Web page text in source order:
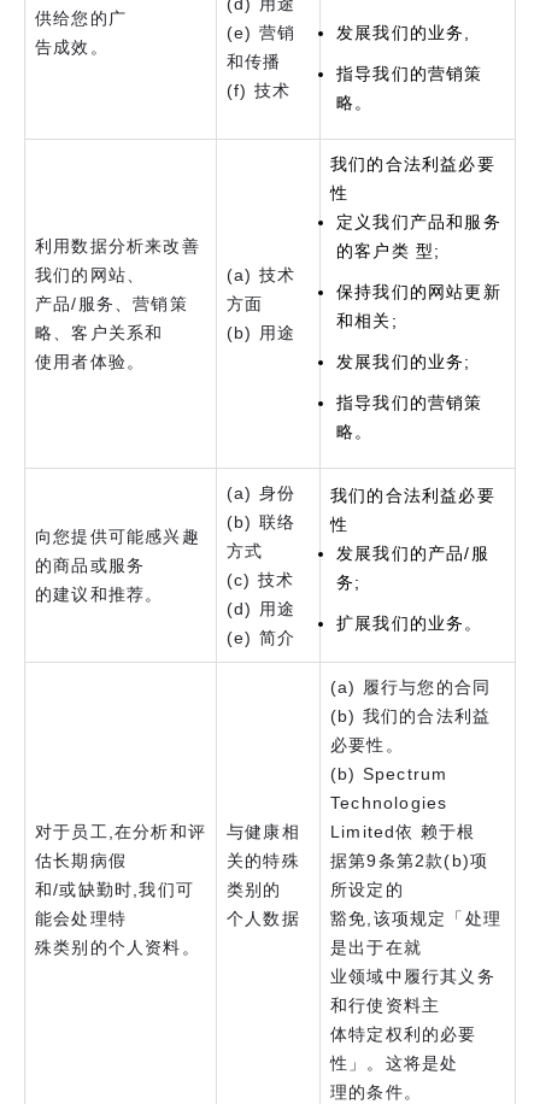
供给您的广
告成效。
(e) 营销
和传播
(f) 技术
发展我们的业务,
指导我们的营销策
略。
利用数据分析来改善
我们的网站、
产品/服务、营销策
略、客户关系和
使用者体验。
(a) 技术
方面
(b) 用途
我们的合法利益必要
性
定义我们产品和服务
的客户类 型;
保持我们的网站更新
和相关;
发展我们的业务;
指导我们的营销策
略。
向您提供可能感兴趣
的商品或服务
的建议和推荐。
(a) 身份
(b) 联络
方式
(c) 技术
(d) 用途
(e) 简介
我们的合法利益必要
性
发展我们的产品/服
务;
扩展我们的业务。
对于员工,在分析和评
估长期病假
和/或缺勤时,我们可
能会处理特
殊类别的个人资料。
与健康相
关的特殊
类别的
个人数据
(a) 履行与您的合同
(b) 我们的合法利益
必要性。
(b) Spectrum
Technologies
Limited依 赖于根
据第9条第2款(b)项
所设定的
豁免,该项规定「处理
是出于在就
业领域中履行其义务
和行使资料主
体特定权利的必要
性」。这将是处
理的条件。